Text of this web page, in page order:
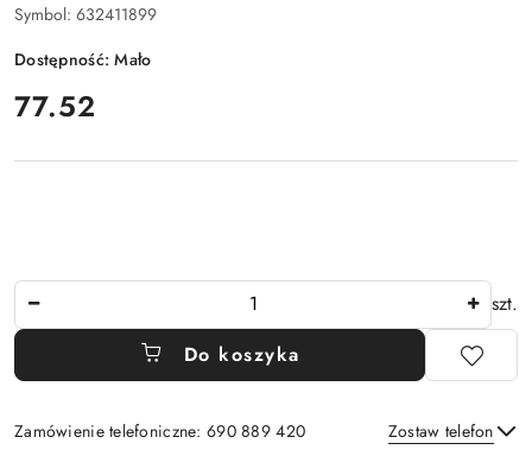
Symbol: 632411899
Dostępność:Mało
cena:
77.52
szt.
Do koszyka
Zamówienie telefoniczne: 690 889 420 Zostaw telefon